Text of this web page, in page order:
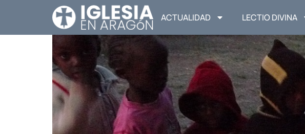
ACTUALIDAD LECTIO DIVINA